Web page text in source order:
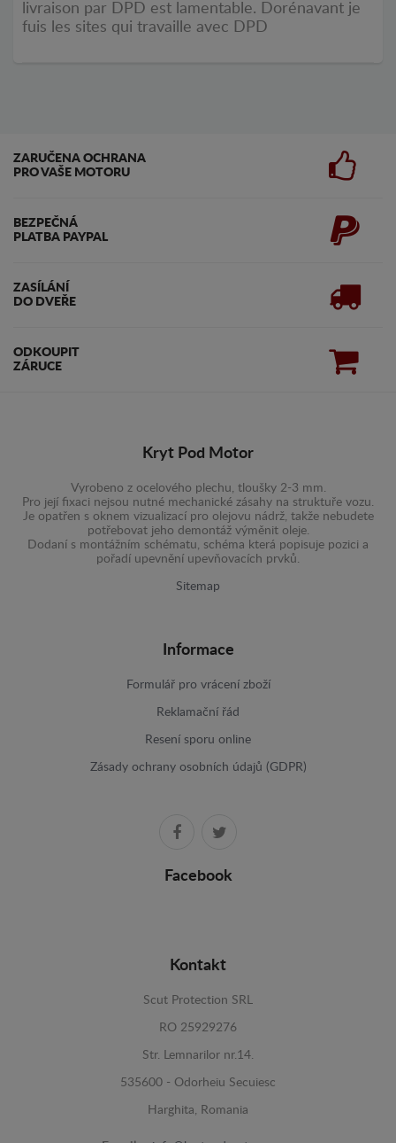
livraison par DPD est lamentable. Dorénavant je
fuis les sites qui travaille avec DPD
ZARUČENA OCHRANA
PRO VAŠE MOTORU
BEZPEČNÁ
PLATBA PAYPAL
ZASÍLÁNÍ
DO DVEŘE
ODKOUPIT
ZÁRUCE
Kryt Pod Motor
Vyrobeno z ocelového plechu, tloušky 2-3 mm.
Pro její fixaci nejsou nutné mechanické zásahy na struktuře vozu.
Je opatřen s oknem vizualizací pro olejovu nádrž, takže nebudete
potřebovat jeho demontáž výměnit oleje.
Dodaní s montážním schématu, schéma která popisuje pozici a
pořadí upevnění upevňovacích prvků.
Sitemap
Informace
Formulář pro vrácení zboží
Reklamační řád
Resení sporu online
Zásady ochrany osobních údajů (GDPR)
Facebook
Kontakt
Scut Protection SRL
RO 25929276
Str. Lemnarilor nr.14.
535600 - Odorheiu Secuiesc
Harghita, Romania